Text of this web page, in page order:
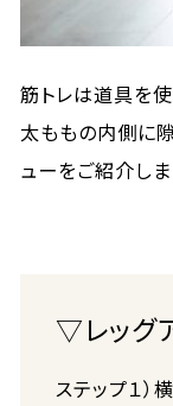
筋トレは道具を
太ももの内側に
ューをご紹介しま
▽レッグ
ステップ１）